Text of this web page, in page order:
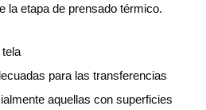
la etapa de prensado térmico.
para las transferencias
aquellas con superficies